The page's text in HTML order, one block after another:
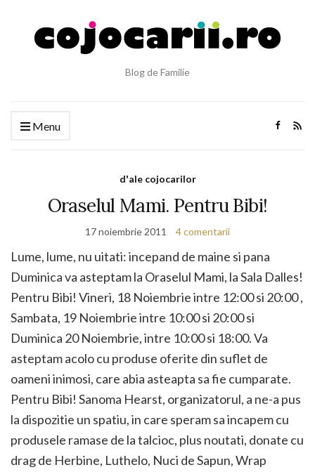
Blog de Familie
Menu
d'ale cojocarilor
Oraselul Mami. Pentru Bibi!
17 noiembrie 2011 4 comentarii
Lume, lume, nu uitati: incepand de maine si pana
Duminica va asteptam la Oraselul Mami, la Sala Dalles!
Pentru Bibi! Vineri, 18 Noiembrie intre 12:00 si 20:00 ,
Sambata, 19 Noiembrie intre 10:00 si 20:00 si
Duminica 20 Noiembrie, intre 10:00 si 18:00. Va
asteptam acolo cu produse oferite din suflet de
oameni inimosi, care abia asteapta sa fie cumparate.
Pentru Bibi! Sanoma Hearst, organizatorul, a ne-a pus
la dispozitie un spatiu, in care speram sa incapem cu
produsele ramase de la talcioc, plus noutati, donate cu
drag de Herbine, Luthelo, Nuci de Sapun, Wrap